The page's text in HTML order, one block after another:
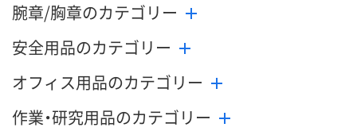
腕章/胸章のカテゴリー
安全用品のカテゴリー
オフィス用品のカテゴリー
作業・研究用品のカテゴリー